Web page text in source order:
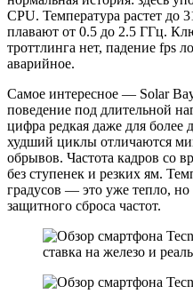
CPU. Температура растет до
плавают от 0.5 до 2.5 ГГц.
троттлинга нет, падение fps
аварийное.
Самое интересное — Solar
поведение под длительной
цифра редкая даже для
худший циклы отличаются
обрывов. Частота кадров со
без ступенек и резких ям.
градусов — это уже тепло, но
защитного сброса частот.